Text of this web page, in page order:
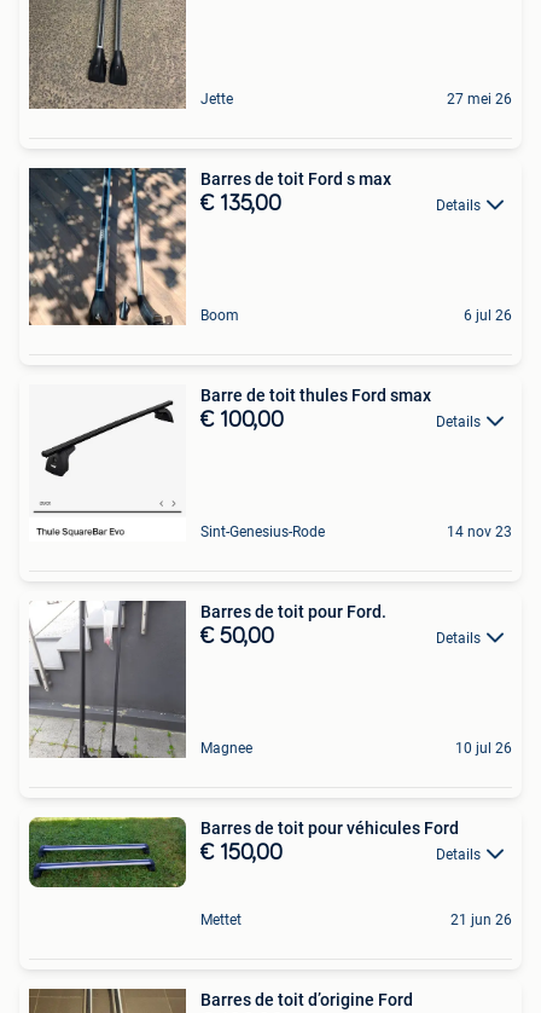
Jette 27 mei 26
Barres de toit Ford s max
€ 135,00 Details
Boom 6 jul 26
Barre de toit thules Ford smax
€ 100,00 Details
Sint-Genesius-Rode 14 nov 23
Barres de toit pour Ford.
€ 50,00 Details
Magnee 10 jul 26
Barres de toit pour véhicules Ford
€ 150,00 Details
Mettet 21 jun 26
Barres de toit d’origine Ford